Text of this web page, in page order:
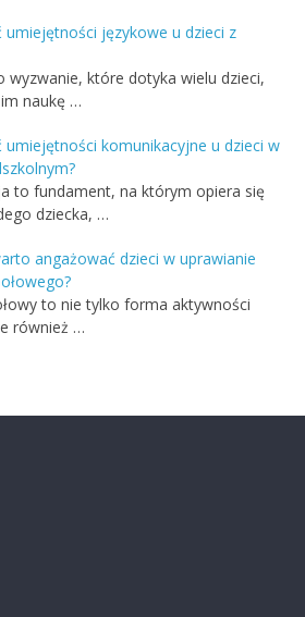
umiejętności językowe u dzieci z
wyzwanie, które dotyka wielu dzieci,
naukę …
umiejętności komunikacyjne u dzieci w
to fundament, na którym opiera się
dziecka, …
angażować dzieci w uprawianie
to nie tylko forma aktywności
również …